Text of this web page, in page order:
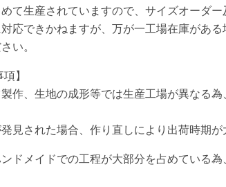
て生産されていますので、サイズオーダ
応できかねますが、万が一工場在庫があ
い。
】
作、生地の成形等では生産工場が異なる
見された場合、作り直しにより出荷時期
ドメイドでの工程が大部分を占めている